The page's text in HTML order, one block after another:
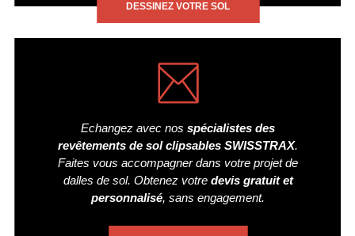
DESSINEZ VOTRE SOL
Echangez avec nos spécialistes des
revêtements de sol clipsables SWISSTRAX.
Faites vous accompagner dans votre projet de
dalles de sol. Obtenez votre devis gratuit et
personnalisé, sans engagement.